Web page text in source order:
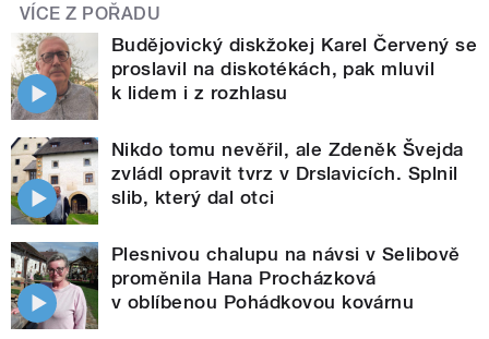
VÍCE Z POŘADU
Budějovický diskžokej Karel Červený se
proslavil na diskotékách, pak mluvil
k lidem i z rozhlasu
Nikdo tomu nevěřil, ale Zdeněk Švejda
zvládl opravit tvrz v Drslavicích. Splnil
slib, který dal otci
Plesnivou chalupu na návsi v Selibově
proměnila Hana Procházková
v oblíbenou Pohádkovou kovárnu